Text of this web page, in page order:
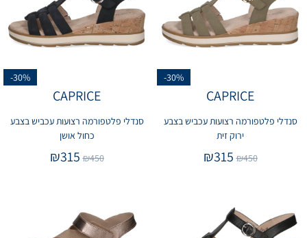
-30%
CAPRICE
סנדלי פלטפורמה רצועות עכביש בצבע
ירוק זית
₪450
₪315
-30%
CAPRICE
סנדלי פלטפורמה רצועות עכביש בצבע
כחול אושן
₪450
₪315